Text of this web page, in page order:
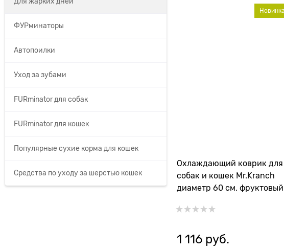
ФУРминаторы
Автопоилки
Уход за зубами
FURminator для собак
FURminator для кошек
Популярные сухие корма для кошек
Средства по уходу за шерстью кошек
Охлаждающий коврик для
собак и кошек Mr.Kranch
диаметр 60 см, фруктовый
Новинка
1 116 руб.